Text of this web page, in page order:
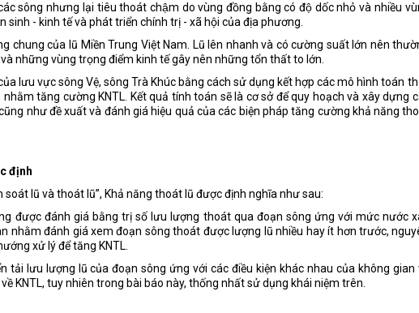
sông nhưng lại tiêu thoát chậm do vùng đồng bằng có độ dốc nhỏ và nhiều
- kinh tế và phát triển chính trị - xã hội của địa phương.
chung của lũ Miền Trung Việt Nam. Lũ lên nhanh và có cường suất lớn nên
những vùng trọng điểm kinh tế gây nên những tổn thất to lớn.
lưu vực sông Vệ, sông Trà Khúc bằng cách sử dụng kết hợp các mô hình toán
tăng cường KNTL. Kết quả tính toán sẽ là cơ sở để quy hoạch và xây dựng
như đề xuất và đánh giá hiệu quả của các biện pháp tăng cường khả năng
định
soát lũ và thoát lũ”, Khả năng thoát lũ được định nghĩa như sau:
được đánh giá bằng trị số lưu lượng thoát qua đoạn sông ứng với mức nước
nhằm đánh giá xem đoạn sông thoát được lượng lũ nhiều hay ít hơn trước,
xử lý để tăng KNTL.
tải lưu lượng lũ của đoạn sông ứng với các điều kiện khác nhau của không gian
KNTL, tuy nhiên trong bài báo này, thống nhất sử dụng khái niệm trên.